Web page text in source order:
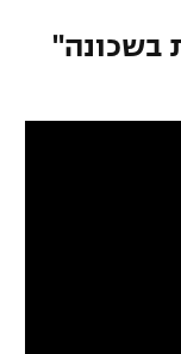
בשכונה"